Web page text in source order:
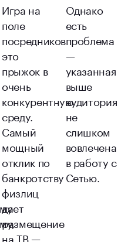
Игра на
поле
посредников
это
прыжок в
очень
конкурентную
среду.
Самый
мощный
отклик по
банкротству
физлиц
дает
размещение
на ТВ —
Однако
есть
проблема
—
указанная
выше
аудитория
не
слишком
вовлечена
в работу с
Сетью.